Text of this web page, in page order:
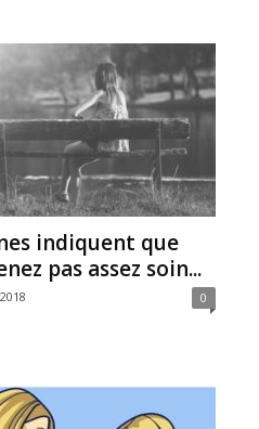
indiquent que
pas assez soin...
0